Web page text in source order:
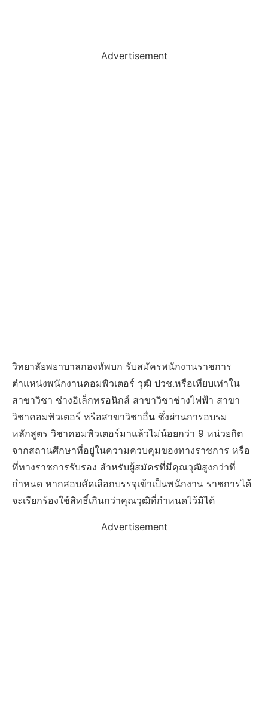
Advertisement
วิทยาลัยพยาบาลกองทัพบก รับสมัครพนักงานราชการ
ตำแหน่งพนักงานคอมพิวเตอร์ วุฒิ ปวช.หรือเทียบเท่าใน
สาขาวิชา ช่างอิเล็กทรอนิกส์ สาขาวิชาช่างไฟฟ้า สาขา
วิชาคอมพิวเตอร์ หรือสาขาวิชาอื่น ซึ่งผ่านการอบรม
หลักสูตร วิชาคอมพิวเตอร์มาแล้วไม่น้อยกว่า 9 หน่วยกิต
จากสถานศึกษาที่อยู่ในความควบคุมของทางราชการ หรือ
ที่ทางราชการรับรอง สำหรับผู้สมัครที่มีคุณวุฒิสูงกว่าที่
กำหนด หากสอบคัดเลือกบรรจุเข้าเป็นพนักงาน ราชการได้
จะเรียกร้องใช้สิทธิ์เกินกว่าคุณวุฒิที่กำหนดไว้มิได้
Advertisement